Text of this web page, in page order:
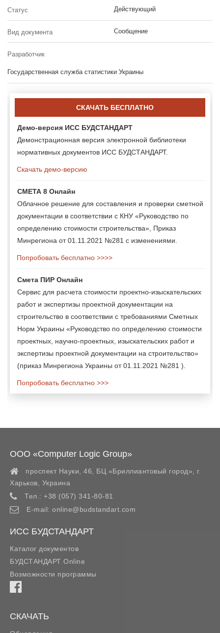
Статус Действующий
Вид документа Сообщение
Разработчик
Государственная служба статистики Украины
СКАЧАТЬ БЕСПЛАТНО
Демо-версия ИСС БУДСТАНДАРТ
Демонстрационная версия электронной библиотеки
нормативных документов ИСС БУДСТАНДАРТ.
Скачать демо-версию
СМЕТА 8 Онлайн
Облачное решение для составления и проверки сметной
документации в соответствии с КНУ «Руководство по
определению стоимости строительства», Приказ
Минрегиона от 01.11.2021 №281 с изменениями.
Попробовать бесплатно >>>>
Смета ПИР Онлайн
Сервис для расчета стоимости проектно-изыскательских
работ и экспертизы проектной документации на
строительство в соответствии с требованиями Сметных
Норм Украины «Руководство по определению стоимости
проектных, научно-проектных, изыскательских работ и
экспертизы проектной документации на строительство»
(приказ Минрегиона Украины от 01.11.2021 №281 ).
Попробовать бесплатно >>>
ООО «Computer Logic Group»
проспект Науки, 46, БЦ «Бриллиантовый город»,
г.
Харьков
Украина
Тел.: +38 (057) 341-80-81
E-mail: online@budstandart.com
ИСС БУДСТАНДАРТ
Каталог документов
БУДСТАНДАРТ Online
Возможности программы
СКАЧАТЬ